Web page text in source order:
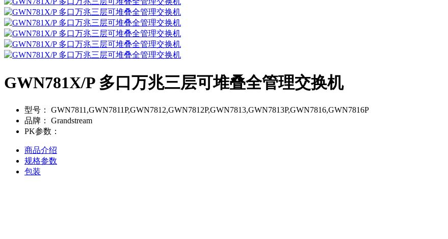
GWN781X/P 多口万兆三层可堆叠全管理交换机
型号：
GWN7811,GWN7811P,GWN7812,GWN7812P,GWN7813,GWN7813P,GWN7816,GWN7816P
品牌：
Grandstream
PK参数：
商品介绍
规格参数
包装